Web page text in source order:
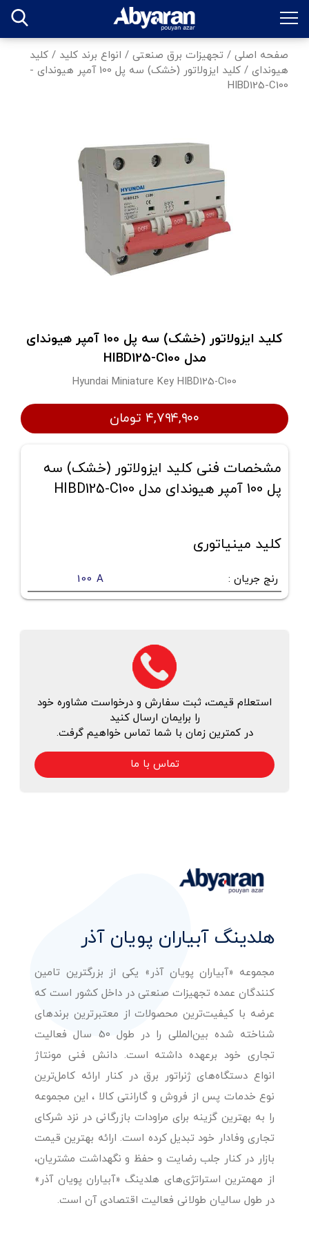
صفحه اصلی / تجهیزات برق صنعتی / انواع برند کلید / کلید
هیوندای /
کلید ایزولاتور (خشک) سه پل 100 آمپر هیوندای -
HIBD125-C100
کلید ایزولاتور (خشک) سه پل 100 آمپر هیوندای
مدل HIBD125-C100
Hyundai Miniature Key HIBD125-C100
۴,۷۹۴,۹۰۰ تومان
مشخصات فنی کلید ایزولاتور (خشک) سه
پل 100 آمپر هیوندای مدل HIBD125-C100
کلید مینیاتوری
رنج جریان :
100 A
استعلام قیمت، ثبت سفارش و درخواست مشاوره خود
را برایمان ارسال کنید
در کمترین زمان با شما تماس خواهیم گرفت.
تماس با ما
هلدینگ آبیاران پویان آذر
مجموعه «آبیاران پویان آذر» یکی از بزرگترین تامین
کنندگان عمده تجهیزات صنعتی در داخل کشور است که
عرضه با کیفیت‌ترین محصولات از معتبرترین برندهای
شناخته شده بین‌المللی را در طول 50 سال فعالیت
تجاری خود برعهده داشته است. دانش فنی مونتاژ
انواع دستگاه‌های ژنراتور برق در کنار ارائه کامل‌ترین
نوع خدمات پس از فروش و گارانتی کالا ، این مجموعه
را به بهترین گزینه برای مراودات بازرگانی در نزد شرکای
تجاری وفادار خود تبدیل کرده است. ارائه بهترین قیمت
بازار در کنار جلب رضایت و حفظ و نگهداشت مشتریان،
از مهمترین استراتژی‌های هلدینگ «آبیاران پویان آذر»
در طول سالیان طولانی فعالیت اقتصادی آن است.